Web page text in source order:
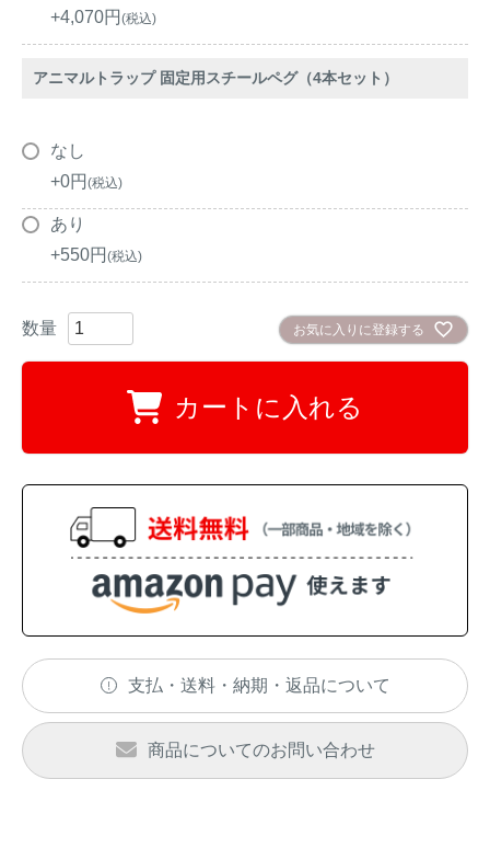
+4,070 税込
アニマルトラップ 固定用スチールペグ（4本セット）
なし
+0 税込
あり
+550 税込
お気に入りに登録する
カートに入れる
支払・送料・納期・返品について
商品についてのお問い合わせ
ブラックバス・
ブルーギル対策